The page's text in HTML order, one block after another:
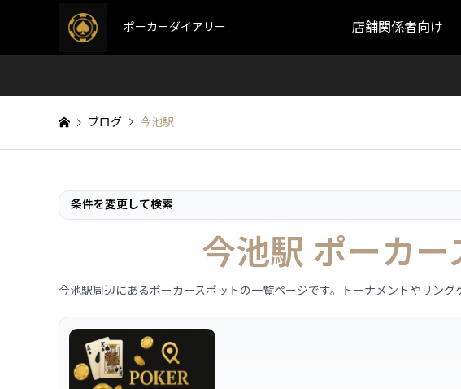
ポーカーダイアリー 店舗関係者向け
ブログ 今池駅
条件を変更して検索
今池駅 ポーカ
今池駅周辺にあるポーカースポットの一覧ページです。トーナメントやリン